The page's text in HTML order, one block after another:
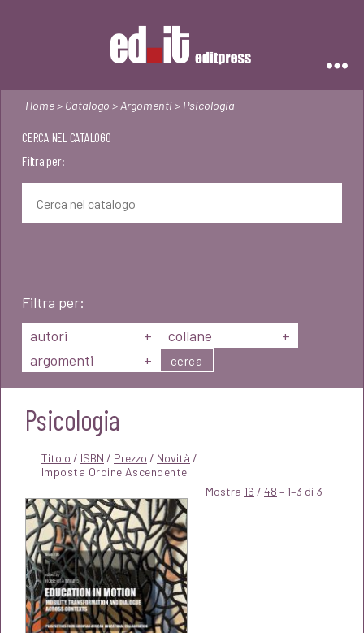
Home> Catalogo > Argomenti> Psicologia
CERCA NEL CATALOGO
Filtra per:
Filtra per:
autori
+ collane
+
argomenti
+ cerca
Psicologia
Titolo / ISBN / Prezzo / Novità /
Mostra 16 / 48 – 1–3 di 3